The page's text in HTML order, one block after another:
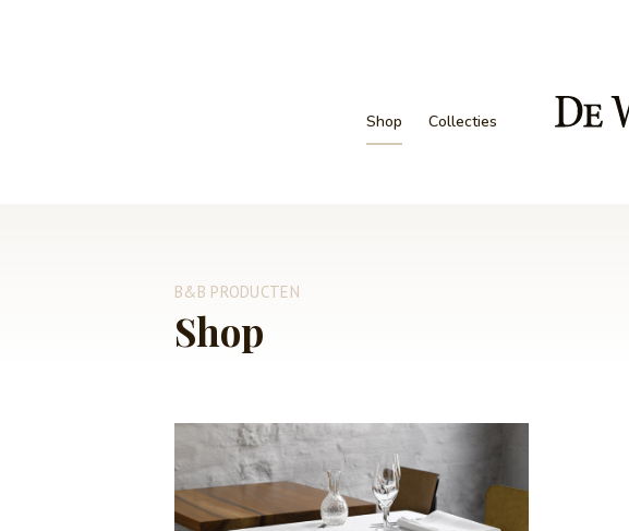
Shop Collecties
B&B PRODUCTEN
Shop